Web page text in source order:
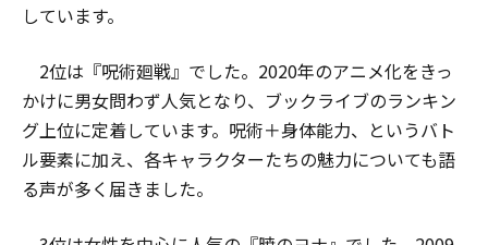
しています。
2位は『呪術廻戦』でした。2020年のアニメ化をきっ
かけに男女問わず人気となり、ブックライブのランキン
グ上位に定着しています。呪術＋身体能力、というバト
ル要素に加え、各キャラクターたちの魅力についても語
る声が多く届きました。